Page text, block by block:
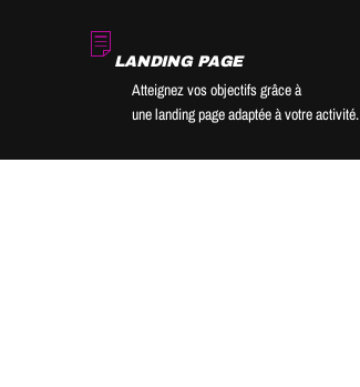
LANDING PAGE
Atteignez vos objectifs grâce à
une landing page adaptée à votre activité.